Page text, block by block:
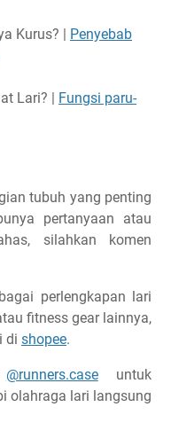
Kurus? | Penyebab
Lari? | Fungsi paru-
tubuh yang penting
pertanyaan atau
silahkan komen
perlengkapan lari
fitness gear lainnya,
di shopee.
@runners.caseuntuk
olahraga lari langsung